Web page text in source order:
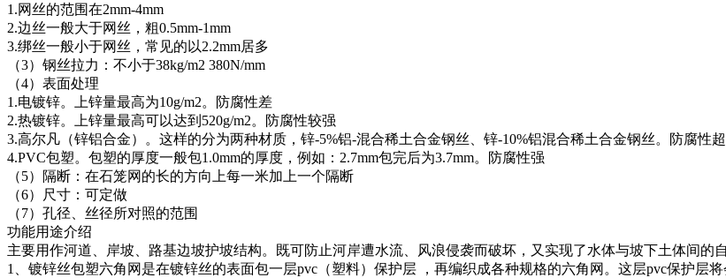
1.网丝的范围在2mm-4mm
2.边丝一般大于网丝，粗0.5mm-1mm
3.绑丝一般小于网丝，常见的以2.2mm居多
（3）钢丝拉力：不小于38kg/m2 380N/mm
（4）表面处理
1.电镀锌。上锌量最高为10g/m2。防腐性差
2.热镀锌。上锌量最高可以达到520g/m2。防腐性较强
3.高尔凡（锌铝合金）。这样的分为两种材质，锌-5%铝-混合稀土合金钢丝、锌-10%铝混合稀土合金钢丝。防腐性
4.PVC包塑。包塑的厚度一般包1.0mm的厚度，例如：2.7mm包完后为3.7mm。防腐性强
（5）隔断：在石笼网的长的方向上每一米加上一个隔断
（6）尺寸：可定做
（7）孔径、丝径所对照的范围
功能用途介绍
主要用作河道、岸坡、路基边坡护坡结构。既可防止河岸遭水流、风浪侵袭而破坏，又实现了水体与坡下土体间的
1、镀锌丝包塑六角网是在镀锌丝的表面包一层pvc（塑料）保护层 ，再编织成各种规格的六角网。这层pvc保护层